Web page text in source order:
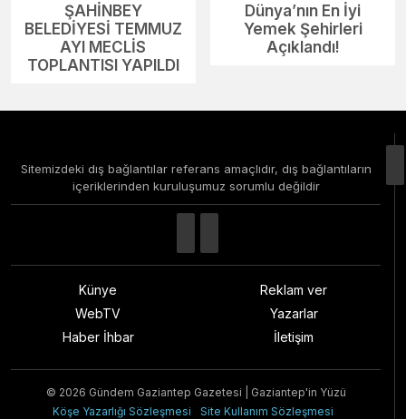
ŞAHİNBEY
BELEDİYESİ TEMMUZ
AYI MECLİS
TOPLANTISI YAPILDI
Dünya’nın En İyi
Yemek Şehirleri
Açıklandı!
Sitemizdeki dış bağlantılar referans amaçlıdır, dış bağlantıların
içeriklerinden kuruluşumuz sorumlu değildir
Künye
WebTV
Haber İhbar
Reklam ver
Yazarlar
İletişim
© 2026 Gündem Gaziantep Gazetesi | Gaziantep'in Yüzü
Köşe Yazarlığı Sözleşmesi
Site Kullanım Sözleşmesi